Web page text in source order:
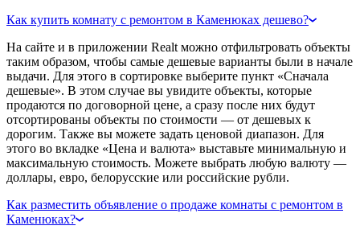
Как купить комнату с ремонтом в Каменюках дешево?
На сайте и в приложении Realt можно отфильтровать объекты
таким образом, чтобы самые дешевые варианты были в начале
выдачи. Для этого в сортировке выберите пункт «Сначала
дешевые». В этом случае вы увидите объекты, которые
продаются по договорной цене, а сразу после них будут
отсортированы объекты по стоимости — от дешевых к
дорогим. Также вы можете задать ценовой диапазон. Для
этого во вкладке «Цена и валюта» выставьте минимальную и
максимальную стоимость. Можете выбрать любую валюту —
доллары, евро, белорусские или российские рубли.
Как разместить объявление о продаже комнаты с ремонтом в
Каменюках?